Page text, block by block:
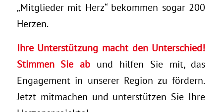
„Mitglieder mit Herz“ bekommen sogar 200
Herzen.
Ihre Unterstützung macht den Unterschied!
Stimmen Sie ab und hilfen Sie mit, das
Engagement in unserer Region zu fördern.
Jetzt mitmachen und unterstützen Sie Ihre